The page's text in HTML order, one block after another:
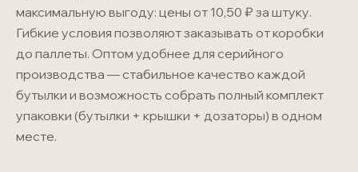
максимальную выгоду: цены от 10,50 ₽ за штуку.
Гибкие условия позволяют заказывать от коробки
до паллеты. Оптом удобнее для серийного
производства — стабильное качество каждой
бутылки и возможность собрать полный комплект
упаковки (бутылки + крышки + дозаторы) в одном
месте.